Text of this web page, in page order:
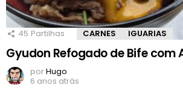
45 Partilhas CARNES IGUARIAS
Gyudon Refogado de Bife com
porHugo
6 anos atrás